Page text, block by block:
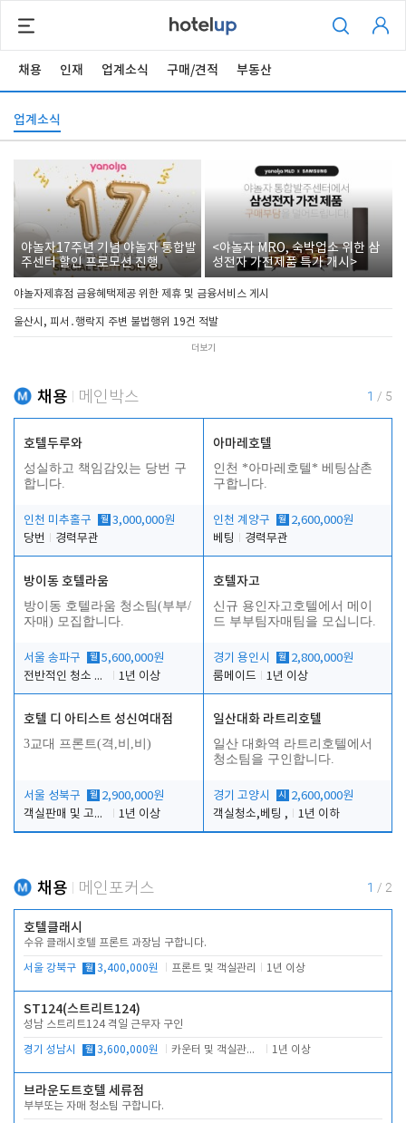
채용 인재 업계소식 구매/견적 부동산
업계소식
야놀자17주년 기념 야놀자 통합발
주센터 할인 프로모션 진행
<야놀자 MRO, 숙박업소 위한 삼
성전자 가전제품 특가 개시>
야놀자제휴점 금융혜택제공 위한 제휴 및 금융서비스 게시
울산시, 피서․행락지 주변 불법행위 19건 적발
더보기
채용 메인박스 1 / 5
호텔두루와
성실하고 책임감있는 당번 구
합니다.
인천 미추홀구 월 3,000,000원
당번
경력무관
아마레호텔
인천 *아마레호텔* 베팅삼촌
구합니다.
인천 계양구 월 2,600,000원
베팅
경력무관
방이동 호텔라움
방이동 호텔라움 청소팀(부부/
자매) 모집합니다.
서울 송파구 월 5,600,000원
전반적인 청소 업무(객실청소.객실정리)
1년 이상
호텔자고
신규 용인자고호텔에서 메이
드 부부팀자매팀을 모십니다.
경기 용인시 월 2,800,000원
룸메이드
1년 이상
호텔 디 아티스트 성신여대점
3교대 프론트(격,비,비)
서울 성북구 월 2,900,000원
객실판매 및 고객응대
1년 이상
일산대화 라트리호텔
일산 대화역 라트리호텔에서
청소팀을 구인합니다.
경기 고양시 시
2,600,000원
객실청소,베팅 ,
1년 이하
채용 메인포커스 1 / 2
호텔클래시
수유 클래시호텔 프론트 과장님 구합니다.
서울 강북구 월 3,400,000원 프론트 및 객실관리 1년 이상
ST124(스트리트124)
성남 스트리트124 격일 근무자 구인
경기 성남시 월 3,600,000원 카운터 및 객실관리 전반 1년 이상
브라운도트호텔 세류점
부부또는 자매 청소팀 구합니다.